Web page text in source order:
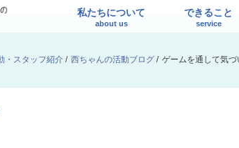
私たちについて
about us
できること
service
・スタッフ紹介 / 西ちゃんの活動ブログ / ゲームを通して気